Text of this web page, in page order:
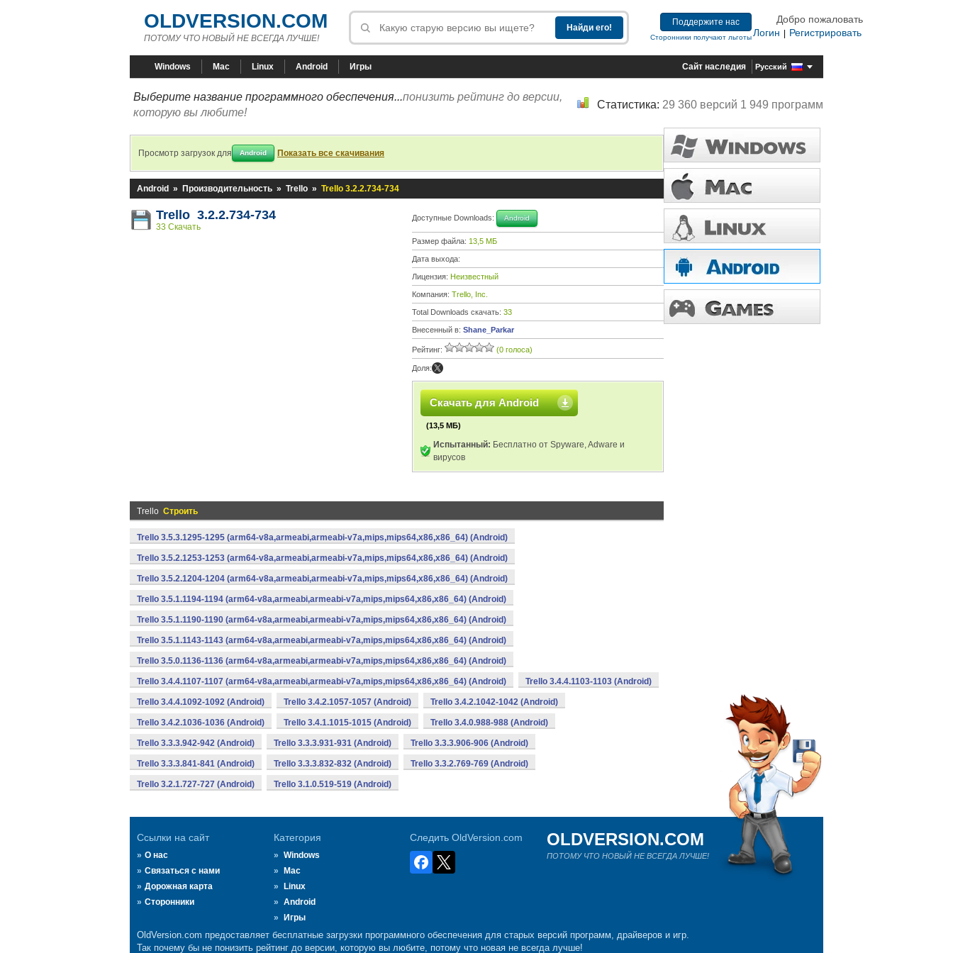
OLDVERSION.COM
ПОТОМУ ЧТО НОВЫЙ НЕ ВСЕГДА ЛУЧШЕ!
Поддержите нас
Сторонники получают льготы
Добро пожаловать
Логин
Регистрировать
Windows Mac Linux Android Игры Сайт наследия Русский
Выберите название программного обеспечения...понизить рейтинг до версии,
которую вы любите!
Статистика: 29 360 версий 1 949 программ
Просмотр загрузок для Android Показать все скачивания
Android » Производительность » Trello » Trello 3.2.2.734-734
Trello 3.2.2.734-734
33 Скачать
Доступные Downloads: Android
Размер файла: 13,5 МБ
Дата выхода:
Лицензия: Неизвестный
Компания: Trello, Inc.
Total Downloads скачать: 33
Внесенный в: Shane_Parkar
Рейтинг: (0 голоса)
Доля:
Скачать для Android
(13,5 МБ)
Испытанный: Бесплатно от Spyware, Adware и
вирусов
Trello Строить
Trello 3.5.3.1295-1295 (arm64-v8a,armeabi,armeabi-v7a,mips,mips64,x86,x86_64) (Android)
Trello 3.5.2.1253-1253 (arm64-v8a,armeabi,armeabi-v7a,mips,mips64,x86,x86_64) (Android)
Trello 3.5.2.1204-1204 (arm64-v8a,armeabi,armeabi-v7a,mips,mips64,x86,x86_64) (Android)
Trello 3.5.1.1194-1194 (arm64-v8a,armeabi,armeabi-v7a,mips,mips64,x86,x86_64) (Android)
Trello 3.5.1.1190-1190 (arm64-v8a,armeabi,armeabi-v7a,mips,mips64,x86,x86_64) (Android)
Trello 3.5.1.1143-1143 (arm64-v8a,armeabi,armeabi-v7a,mips,mips64,x86,x86_64) (Android)
Trello 3.5.0.1136-1136 (arm64-v8a,armeabi,armeabi-v7a,mips,mips64,x86,x86_64) (Android)
Trello 3.4.4.1107-1107 (arm64-v8a,armeabi,armeabi-v7a,mips,mips64,x86,x86_64) (Android) Trello 3.4.4.1103-1103 (Android)
Trello 3.4.4.1092-1092 (Android) Trello 3.4.2.1057-1057 (Android) Trello 3.4.2.1042-1042 (Android)
Trello 3.4.2.1036-1036 (Android) Trello 3.4.1.1015-1015 (Android) Trello 3.4.0.988-988 (Android)
Trello 3.3.3.942-942 (Android) Trello 3.3.3.931-931 (Android) Trello 3.3.3.906-906 (Android)
Trello 3.3.3.841-841 (Android) Trello 3.3.3.832-832 (Android) Trello 3.3.2.769-769 (Android)
Trello 3.2.1.727-727 (Android) Trello 3.1.0.519-519 (Android)
Ссылки на сайт
О нас
Связаться с нами
Дорожная карта
Сторонники
Категория
Windows
Mac
Linux
Android
Игры
Следить OldVersion.com OLDVERSION.COM
ПОТОМУ ЧТО НОВЫЙ НЕ ВСЕГДА ЛУЧШЕ!
OldVersion.com предоставляет бесплатные загрузки программного обеспечения для старых версий программ, драйверов и игр.
Так почему бы не понизить рейтинг до версии, которую вы любите, потому что новая не всегда лучше!